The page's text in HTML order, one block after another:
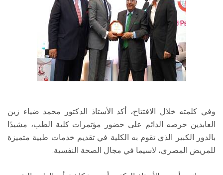
وفي كلمته خلال الافتتاح، أكد الأستاذ الدكتور محمد ضياء زين
العابدين حرصه الدائم على حضور مؤتمرات كلية الطب، مشيدًا
بالدور الكبير الذي تقوم به الكلية في تقديم خدمات طبية متميزة
للمريض المصري، لاسيما في مجال الصحة النفسية.